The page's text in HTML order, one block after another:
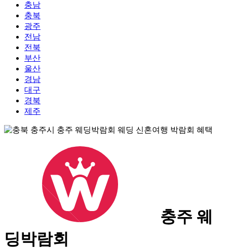
충남
충북
광주
전남
전북
부산
울산
경남
대구
경북
제주
충주 웨
딩박람회